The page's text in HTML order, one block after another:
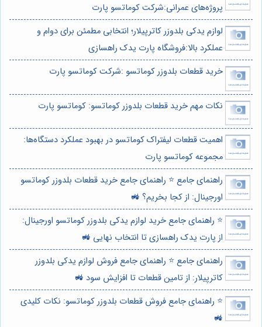
پروژه‌های عمرانی:شرکت کوماتسو پارت
لوازم یدکی بلدوزر کاترپیلار؛ انتخابی مطمئن برای دوام و
عملکرد بالا:فروشگاه پارت یدک راهسازی
خرید قطعات بلدوزر کوماتسو :شرکت کوماتسو پارت
نکات مهم خرید قطعات بلدوزر کوماتسو: کوماتسو پارت
اهمیت قطعات لیفتراک کوماتسو در بهبود عملکرد دستگاه‌ها:
مجموعه کوماتسو پارت
راهنمای جامع ⭐️ راهنمای جامع خرید قطعات بلدوزر کوماتسو
اورجینال: از کجا بخریم؟ 🚜
⭐️ راهنمای جامع خرید لوازم یدکی بلدوزر کوماتسو اورجینال:
از پارت یدک راهسازی تا انتخاب نهایی 🚜
راهنمای جامع ⭐️ راهنمای جامع فروش لوازم یدکی بلدوزر
کاترپیلار: از تامین قطعات تا افزایش سود 🚜
⭐️ راهنمای جامع فروش قطعات بلدوزر کوماتسو: نکات کلیدی
🚜